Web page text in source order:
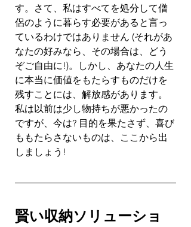
す。さて、私はすべてを処分して僧
侶のように暮らす必要があると言っ
ているわけではありません (それがあ
なたの好みなら、その場合は、どう
ぞご自由に!)。しかし、あなたの人生
に本当に価値をもたらすものだけを
残すことには、解放感があります。
私は以前は少し物持ちが悪かったの
ですが、今は? 目的を果たさず、喜び
ももたらさないものは、ここから出
しましょう!
賢い収納ソリューショ